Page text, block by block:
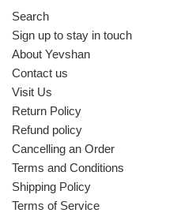
Search
Sign up to stay in touch
About Yevshan
Contact us
Visit Us
Return Policy
Refund policy
Cancelling an Order
Terms and Conditions
Shipping Policy
Terms of Service